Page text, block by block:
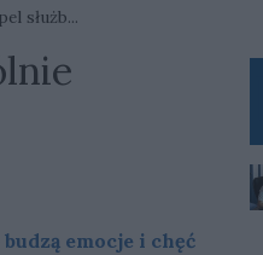
służb...
emocje i chęć